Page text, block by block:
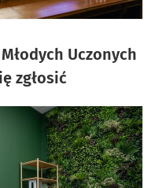
Uczonych
zgłosić